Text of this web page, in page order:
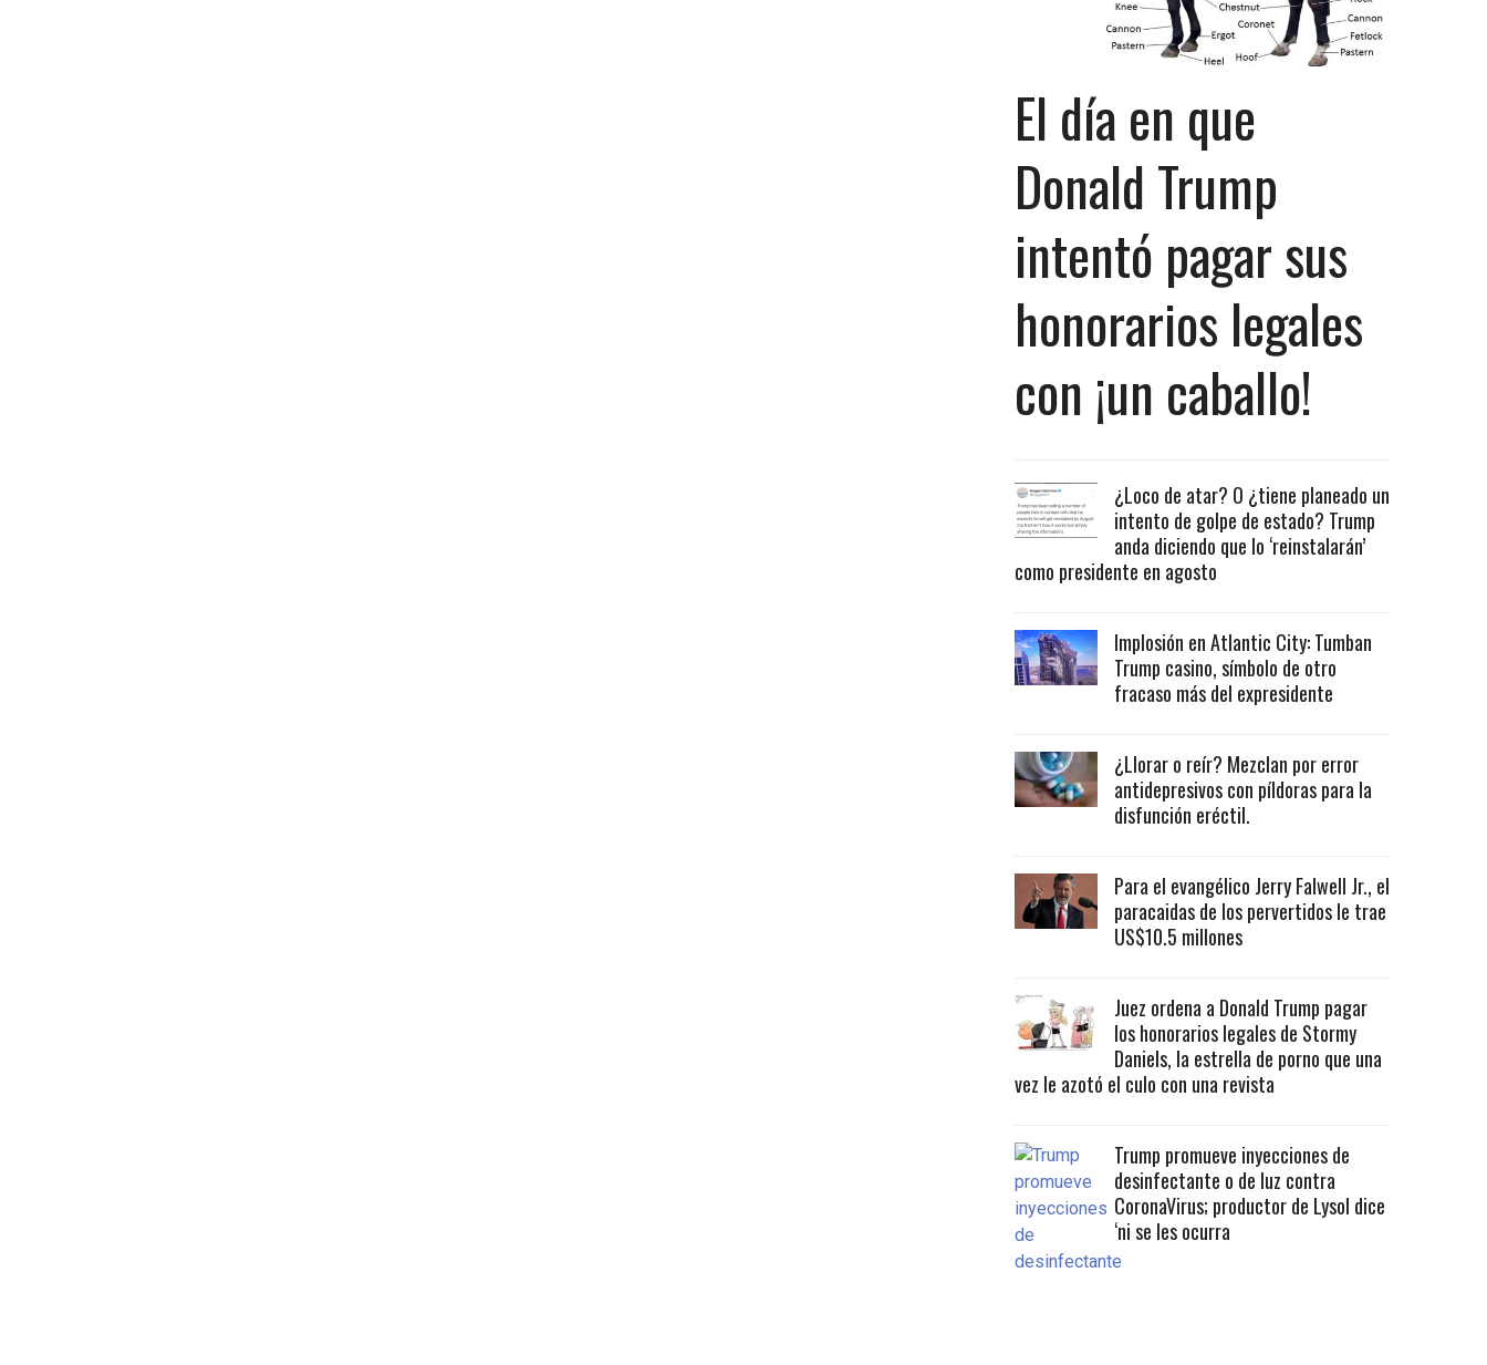
El día en que
Donald Trump
intentó pagar sus
honorarios legales
con ¡un caballo!
¿Loco de atar? O ¿tiene planeado un
intento de golpe de estado? Trump
anda diciendo que lo ‘reinstalarán’
como presidente en agosto
Implosión en Atlantic City: Tumban
Trump casino, símbolo de otro
fracaso más del expresidente
¿Llorar o reír? Mezclan por error
antidepresivos con píldoras para la
disfunción eréctil.
Para el evangélico Jerry Falwell Jr., el
paracaidas de los pervertidos le trae
US$10.5 millones
Juez ordena a Donald Trump pagar
los honorarios legales de Stormy
Daniels, la estrella de porno que una
vez le azotó el culo con una revista
Trump promueve inyecciones de
desinfectante o de luz contra
CoronaVirus; productor de Lysol dice
‘ni se les ocurra